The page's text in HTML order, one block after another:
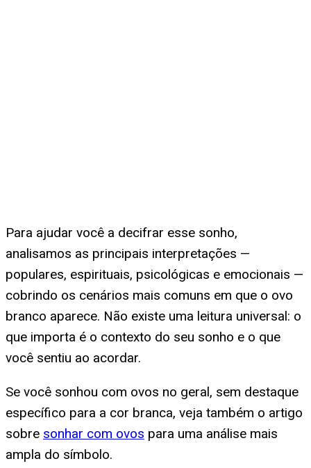
Para ajudar você a decifrar esse sonho,
analisamos as principais interpretações —
populares, espirituais, psicológicas e emocionais —
cobrindo os cenários mais comuns em que o ovo
branco aparece. Não existe uma leitura universal: o
que importa é o contexto do seu sonho e o que
você sentiu ao acordar.
Se você sonhou com ovos no geral, sem destaque
específico para a cor branca, veja também o artigo
sobre sonhar com ovos para uma análise mais
ampla do símbolo.